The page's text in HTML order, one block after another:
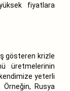
fiyatlara
gösteren krizle
üretmelerinin
yeterli
Örneğin, Rusya